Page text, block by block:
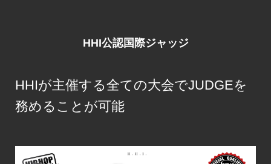
HHI公認国際ジャッジ
HHIが主催する全ての大会でJUDGEを
務めることが可能